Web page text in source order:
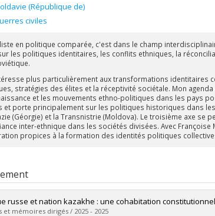
(République de)
civiles
en politique comparée, c'est dans le champ
les politiques identitaires, les conflits ethniques, la
plus particulièrement aux transformations
stratégies des élites et la réceptivité sociétale. Mon
et les mouvements ethno-politiques dans les pays
et porte principalement sur les politiques historiques dans
(Géorgie) et la Transnistrie (Moldova). Le troisième axe
inter-ethnique dans les sociétés divisées. Avec
propices à la formation des identités politiques
russe et nation kazakhe : une cohabitation
et mémoires dirigés / 2025 - 2025